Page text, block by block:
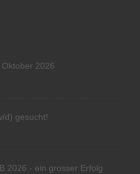
2026
d) gesucht!
2026 - ein grosser Erfolg